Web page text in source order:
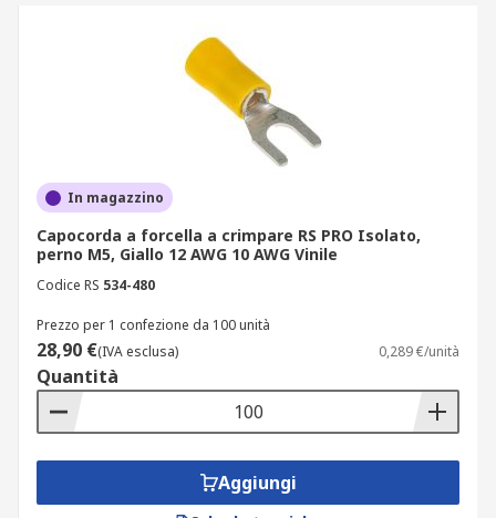
In magazzino
Capocorda a forcella a crimpare RS PRO Isolato,
perno M5, Giallo 12 AWG 10 AWG Vinile
Codice RS 534-480
Prezzo per 1 confezione da 100 unità
28,90 €(IVA esclusa) 0,289 €/unità
Quantità
Aggiungi